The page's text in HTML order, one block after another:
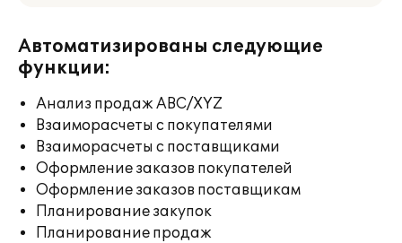
Автоматизированы следующие
функции:
Анализ продаж ABC/XYZ
Взаиморасчеты с покупателями
Взаиморасчеты с поставщиками
Оформление заказов покупателей
Оформление заказов поставщикам
Планирование закупок
Планирование продаж